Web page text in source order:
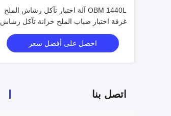
OBM 1440L آلة اختبار تآكل رشاش الملح
غرفة اختبار ضباب الملح خزانة تآكل رشاش
الملح
احصل على أفضل سعر
اتصل بنا